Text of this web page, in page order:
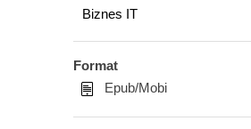
Biznes IT
Format
Epub/Mobi